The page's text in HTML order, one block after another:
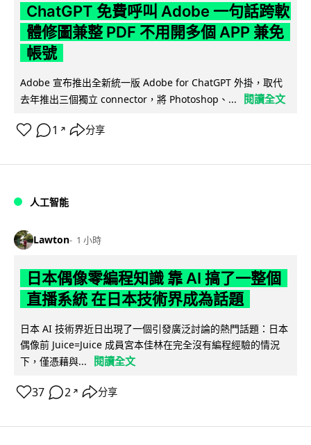
ChatGPT 免費呼叫 Adobe 一句話跨軟
體修圖兼整 PDF 不用開多個 APP 兼免
帳號
Adobe 宣布推出全新統一版 Adobe for ChatGPT 外掛，取代
去年推出三個獨立 connector，將 Photoshop、...
閱讀全文
1 ↗ 分享
人工智能
Lawton 1 小時
日本偶像零編程知識 靠 AI 搞了一整個
直播系統 在日本技術界成為話題
日本 AI 技術界近日出現了一個引發廣泛討論的熱門話題：日本
偶像前 Juice=Juice 成員宮本佳林在完全沒有編程經驗的情況
下，僅憑藉與...
閱讀全文
37 2 ↗ 分享